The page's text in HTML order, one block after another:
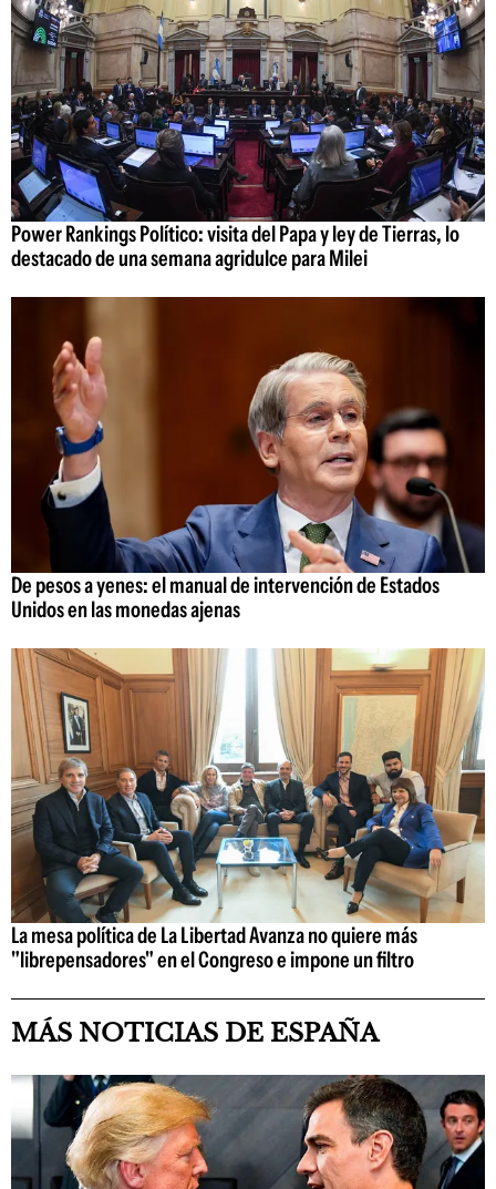
Power Rankings Político: visita del Papa y ley de Tierras, lo
destacado de una semana agridulce para Milei
De pesos a yenes: el manual de intervención de Estados
Unidos en las monedas ajenas
La mesa política de La Libertad Avanza no quiere más
"librepensadores" en el Congreso e impone un filtro
MÁS NOTICIAS DE ESPAÑA